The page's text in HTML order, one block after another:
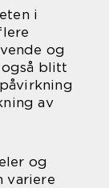
i
og
blitt
av
og
variere